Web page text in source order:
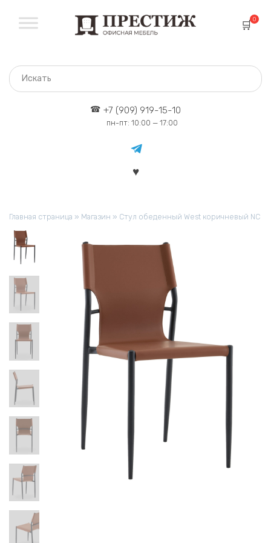
содержанию
0
+7 (909) 919-15-10
пн-пт: 10:00 — 17:00
Главная страница » Магазин » Стул обеденный West коричневый NC